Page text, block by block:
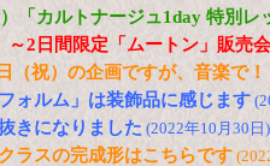
「カルトナージュ1day 特別レ
～2日間限定「ムートン」販売
（祝）の企画ですが、音楽で！
ォルム」は装飾品に感じます
きになりました (2022年10月30日)
ラスの完成形はこちらです